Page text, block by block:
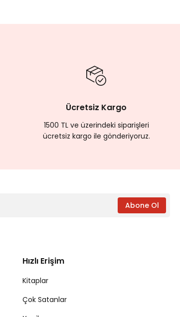
Ücretsiz Kargo
1500 TL ve üzerindeki siparişleri
ücretsiz kargo ile gönderiyoruz.
Abone Ol
Hızlı Erişim
Kitaplar
Çok Satanlar